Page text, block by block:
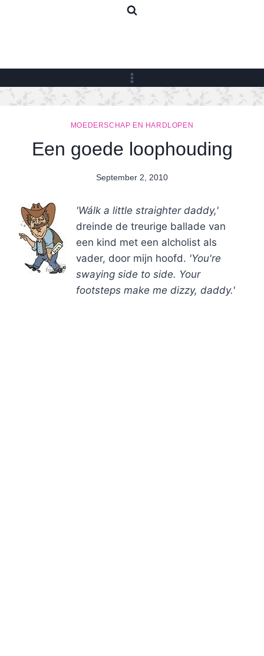
MOEDERSCHAP EN HARDLOPEN
Een goede loophouding
By
September 2, 2010
'Wálk a little straighter daddy,'
dreinde de treurige ballade van
een kind met een alcholist als
vader, door mijn hoofd. 'You're
swaying side to side. Your
footsteps make me dizzy, daddy.'